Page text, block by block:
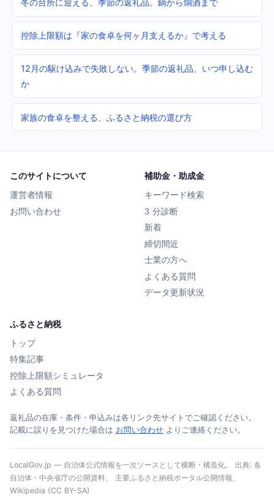
冬の台所に迎える、季節の返礼品。鍋から燗酒まで
控除上限額は『家の食卓を何ヶ月支えるか』で考える
12月の駆け込みで失敗しない。季節の返礼品、いつ申し込む
か
家族の食卓を整える、ふるさと納税の選び方
このサイトについて
運営者情報
お問い合わせ
補助金・助成金
キーワード検索
3 分診断
新着
締切間近
士業の方へ
よくある質問
データ更新状況
ふるさと納税
トップ
特集記事
控除上限額シミュレータ
よくある質問
返礼品の在庫・条件・申込みは各リンク先サイトでご確認ください。
記載に誤りを見つけた場合は お問い合わせ よりご連絡ください。
LocalGov.jp — 自治体公式情報を一次ソースとして横断・構造化。 出典: 各
自治体・中央省庁の公開資料、 主要ふるさと納税ポータル公開情報、
Wikipedia (CC BY-SA)